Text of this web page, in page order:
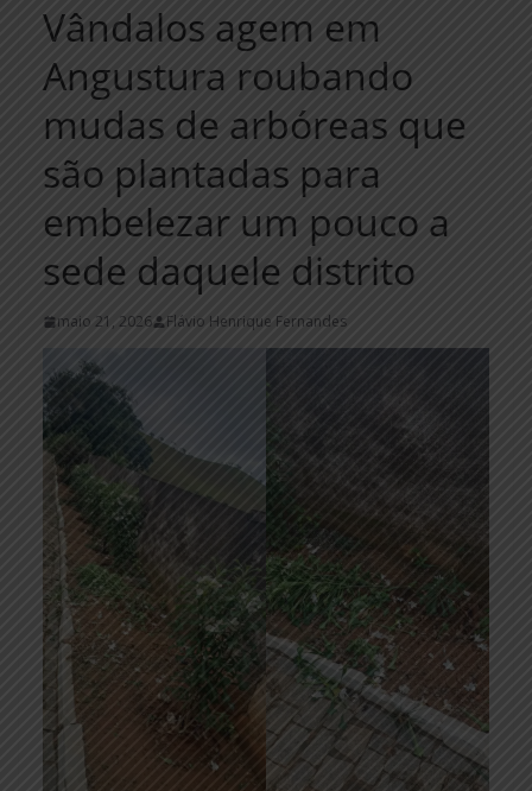
Vândalos agem em
Angustura roubando
mudas de arbóreas que
são plantadas para
embelezar um pouco a
sede daquele distrito
maio 21, 2026 Flávio Henrique Fernandes